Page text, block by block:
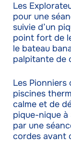
Les
pour une
suivie d’un
point fort de
le bateau
palpitante de
Les Pionniers
piscines
calme et de
pique-nique à
par une
cordes avant